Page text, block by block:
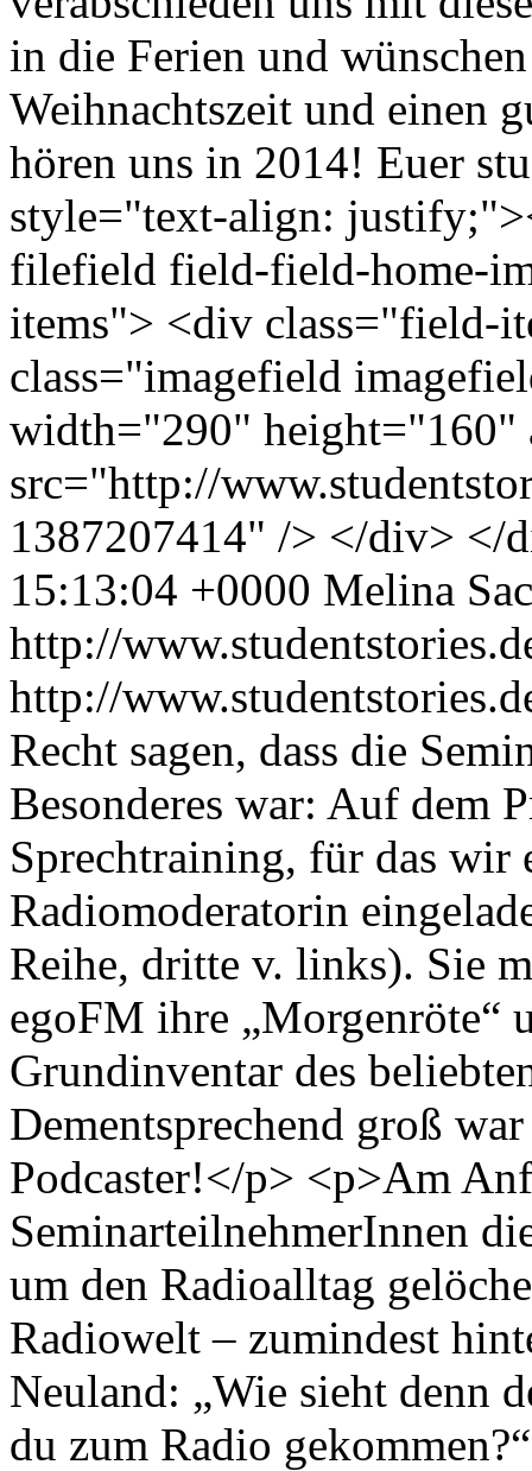
in die Ferien und
Weihnachtszeit und einen
hören uns in 2014! Euer
style="text-align:
filefield field-field-home-
items"> <div class="field-
class="imagefield
width="290" height="160"
src="http://
1387207414" /> </div>
15:13:04 +0000 Melina
http://
http://
Recht sagen, dass die
Besonderes war: Auf dem
Sprechtraining, für das wir
Radiomoderatorin
Reihe, dritte v. links). Sie
egoFM ihre „Morgenröte“
Grundinventar des
Dementsprechend groß
Podcaster!</p> <p>Am
SeminarteilnehmerInnen
um den Radioalltag
Radiowelt – zumindest
Neuland: „Wie sieht denn
du zum Radio